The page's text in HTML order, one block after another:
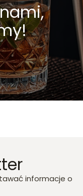
informacje o